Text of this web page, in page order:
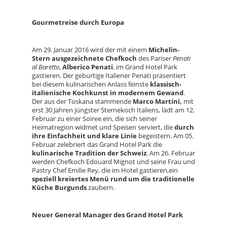
Gourmetreise durch Europa
Am 29. Januar 2016 wird der mit einem Michelin-
Stern ausgezeichnete Chefkoch des PariserPenati
al Baretto,Alberico Penati, im Grand Hotel Park
gastieren. Der gebürtige Italiener Penati präsentiert
bei diesem kulinarischen Anlass feinste klassisch-
italienische Kochkunst in modernem Gewand.
Der aus der Toskana stammende Marco Martini, mit
erst 30 Jahren jüngster Sternekoch Italiens, lädt am 12.
Februar zu einer Soiree ein, die sich seiner
Heimatregion widmet und Speisen serviert, diedurch
ihre Einfachheit und klare Linie begeistern. Am 05.
Februar zelebriert das Grand Hotel Park die
kulinarische Tradition der Schweiz. Am 26. Februar
werden Chefkoch Edouard Mignot und seine Frau und
Pastry Chef Emilie Rey, die im Hotel gastieren,ein
speziell kreiertes Menü rund um die traditionelle
Küche Burgundszaubern.
Neuer General Manager des Grand Hotel Park